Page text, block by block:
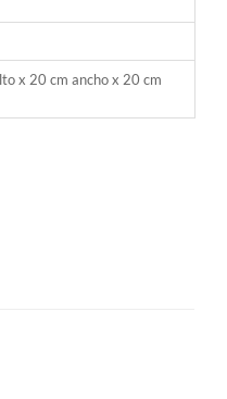
x 20 cm ancho x 20 cm